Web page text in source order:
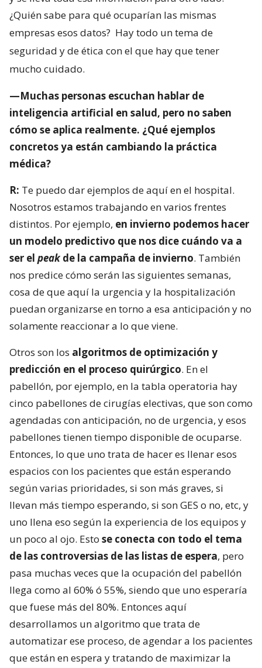
¿Quién sabe para qué ocuparían las mismas
empresas esos datos? Hay todo un tema de
seguridad y de ética con el que hay que tener
mucho cuidado.
—Muchas personas escuchan hablar de
inteligencia artificial en salud, pero no saben
cómo se aplica realmente. ¿Qué ejemplos
concretos ya están cambiando la práctica
médica?
R: Te puedo dar ejemplos de aquí en el hospital.
Nosotros estamos trabajando en varios frentes
distintos. Por ejemplo, en invierno podemos hacer
un modelo predictivo que nos dice cuándo va a
ser el peakde la campaña de invierno. También
nos predice cómo serán las siguientes semanas,
cosa de que aquí la urgencia y la hospitalización
puedan organizarse en torno a esa anticipación y no
solamente reaccionar a lo que viene.
Otros son los algoritmos de optimización y
predicción en el proceso quirúrgico. En el
pabellón, por ejemplo, en la tabla operatoria hay
cinco pabellones de cirugías electivas, que son como
agendadas con anticipación, no de urgencia, y esos
pabellones tienen tiempo disponible de ocuparse.
Entonces, lo que uno trata de hacer es llenar esos
espacios con los pacientes que están esperando
según varias prioridades, si son más graves, si
llevan más tiempo esperando, si son GES o no, etc, y
uno llena eso según la experiencia de los equipos y
un poco al ojo. Esto se conecta con todo el tema
de las controversias de las listas de espera, pero
pasa muchas veces que la ocupación del pabellón
llega como al 60% ó 55%, siendo que uno esperaría
que fuese más del 80%. Entonces aquí
desarrollamos un algoritmo que trata de
automatizar ese proceso, de agendar a los pacientes
que están en espera y tratando de maximizar la